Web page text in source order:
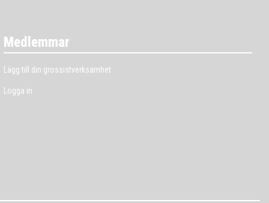
Medlemmar
Lägg till din grossistverksamhet
Logga in